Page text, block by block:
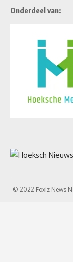
Onderdeel van:
© 2022 Foxiz News